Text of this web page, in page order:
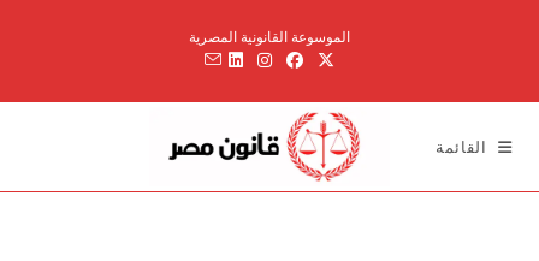
الموسوعة القانونية المصرية
القائمة